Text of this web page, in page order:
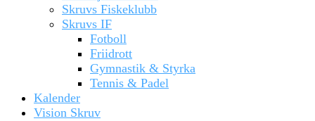
Skruvs Fiskeklubb
Skruvs IF
Fotboll
Friidrott
Gymnastik & Styrka
Tennis & Padel
Kalender
Vision Skruv